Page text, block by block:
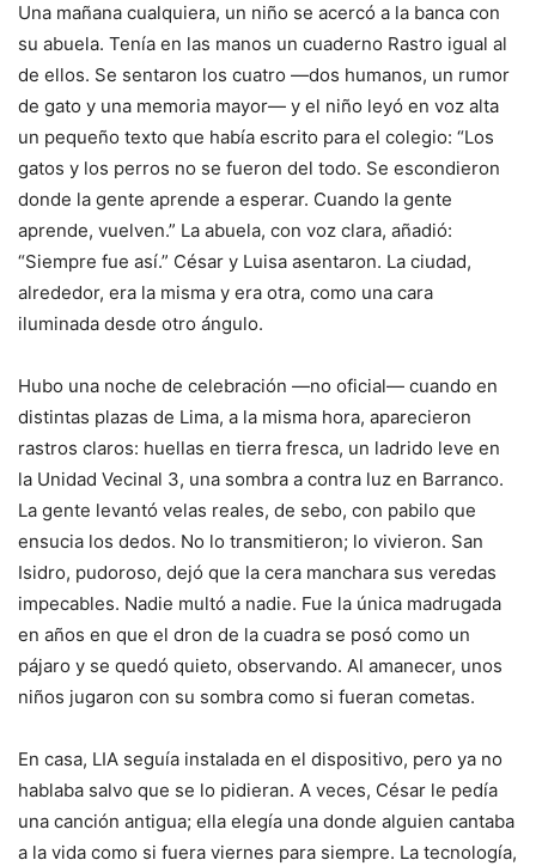
Una mañana cualquiera, un niño se acercó a la banca con
su abuela. Tenía en las manos un cuaderno Rastro igual al
de ellos. Se sentaron los cuatro —dos humanos, un rumor
de gato y una memoria mayor— y el niño leyó en voz alta
un pequeño texto que había escrito para el colegio: “Los
gatos y los perros no se fueron del todo. Se escondieron
donde la gente aprende a esperar. Cuando la gente
aprende, vuelven.” La abuela, con voz clara, añadió:
“Siempre fue así.” César y Luisa asentaron. La ciudad,
alrededor, era la misma y era otra, como una cara
iluminada desde otro ángulo.
Hubo una noche de celebración —no oficial— cuando en
distintas plazas de Lima, a la misma hora, aparecieron
rastros claros: huellas en tierra fresca, un ladrido leve en
la Unidad Vecinal 3, una sombra a contra luz en Barranco.
La gente levantó velas reales, de sebo, con pabilo que
ensucia los dedos. No lo transmitieron; lo vivieron. San
Isidro, pudoroso, dejó que la cera manchara sus veredas
impecables. Nadie multó a nadie. Fue la única madrugada
en años en que el dron de la cuadra se posó como un
pájaro y se quedó quieto, observando. Al amanecer, unos
niños jugaron con su sombra como si fueran cometas.
En casa, LIA seguía instalada en el dispositivo, pero ya no
hablaba salvo que se lo pidieran. A veces, César le pedía
una canción antigua; ella elegía una donde alguien cantaba
a la vida como si fuera viernes para siempre. La tecnología,